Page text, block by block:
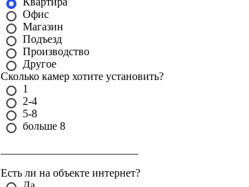
Офис
Магазин
Подъезд
Производство
Другое
Сколько камер хотите установить?
1
2-4
5-8
больше 8
Есть ли на объекте интернет?